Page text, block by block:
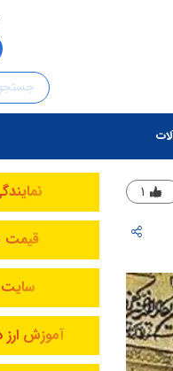
۱
قیمت
سایت
آموزش